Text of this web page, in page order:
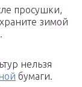
просушки,
зимой
нельзя
бумаги.